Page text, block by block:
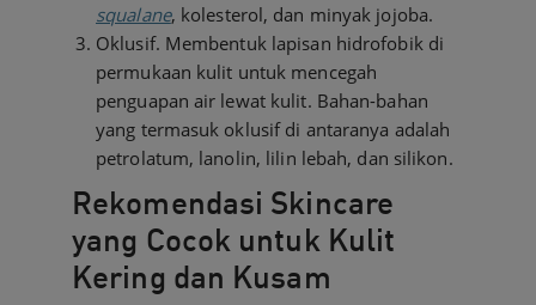
squalane, kolesterol, dan minyak jojoba.
Oklusif. Membentuk lapisan hidrofobik di
permukaan kulit untuk mencegah
penguapan air lewat kulit. Bahan-bahan
yang termasuk oklusif di antaranya adalah
petrolatum, lanolin, lilin lebah, dan silikon.
Rekomendasi Skincare
yang Cocok untuk Kulit
Kering dan Kusam